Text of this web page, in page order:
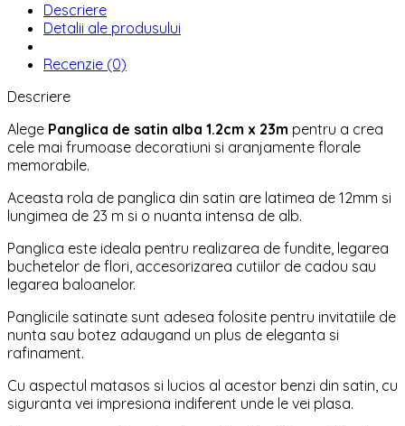
Descriere
Detalii ale produsului
Recenzie (0)
Descriere
Alege Panglica de satin alba 1.2cm x 23m pentru a crea
cele mai frumoase decoratiuni si aranjamente florale
memorabile.
Aceasta rola de panglica din satin are latimea de 12mm si
lungimea de 23 m si o nuanta intensa de alb.
Panglica este ideala pentru realizarea de fundite, legarea
buchetelor de flori, accesorizarea cutiilor de cadou sau
legarea baloanelor.
Panglicile satinate sunt adesea folosite pentru invitatiile de
nunta sau botez adaugand un plus de eleganta si
rafinament.
Cu aspectul matasos si lucios al acestor benzi din satin, cu
siguranta vei impresiona indiferent unde le vei plasa.